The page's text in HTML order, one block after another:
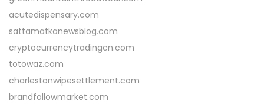
acutedispensary.com
sattamatkanewsblog.com
cryptocurrencytradingcn.com
totowaz.com
charlestonwipesettlement.com
brandfollowmarket.com